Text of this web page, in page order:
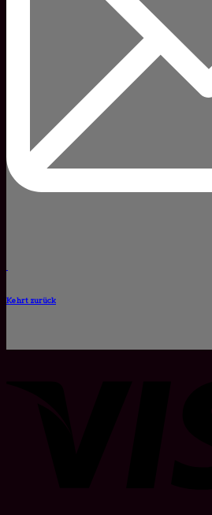
Kehrt zurück